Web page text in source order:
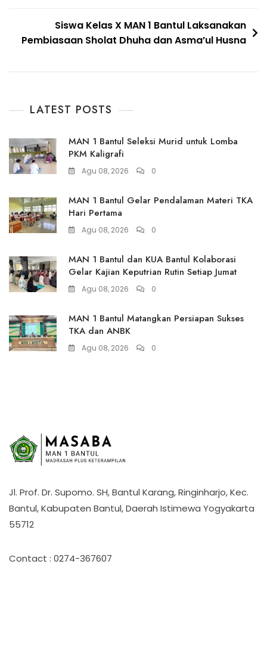
Siswa Kelas X MAN 1 Bantul Laksanakan
Pembiasaan Sholat Dhuha dan Asma’ul Husna
LATEST POSTS
MAN 1 Bantul Seleksi Murid untuk Lomba
PKM Kaligrafi
Agu 08, 2026 0
MAN 1 Bantul Gelar Pendalaman Materi TKA
Hari Pertama
Agu 08, 2026 0
MAN 1 Bantul dan KUA Bantul Kolaborasi
Gelar Kajian Keputrian Rutin Setiap Jumat
Agu 08, 2026 0
MAN 1 Bantul Matangkan Persiapan Sukses
TKA dan ANBK
Agu 08, 2026 0
Jl. Prof. Dr. Supomo. SH, Bantul Karang, Ringinharjo, Kec.
Bantul, Kabupaten Bantul, Daerah Istimewa Yogyakarta
55712
Contact : 0274-367607